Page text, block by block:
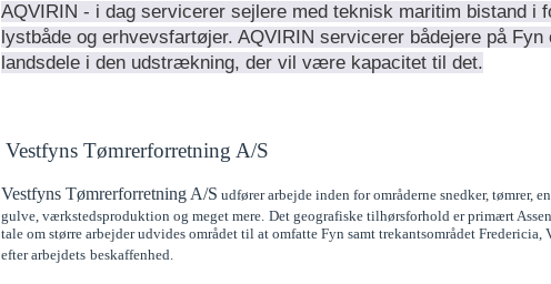
AQVIRIN - i dag servicerer sejlere med teknisk maritim bistand i
lystbåde og erhvevsfartøjer. AQVIRIN servicerer bådejere på Fyn
landsdele i den udstrækning, der vil være kapacitet til det.
Vestfyns Tømrerforretning A/S
Vestfyns Tømrerforretning A/S udfører arbejde inden for områderne snedker, tømrer,
gulve, værkstedsproduktion og meget mere. Det geografiske tilhørsforhold er primært
tale om større arbejder udvides området til at omfatte Fyn samt trekantsområdet
efter arbejdets beskaffenhed.